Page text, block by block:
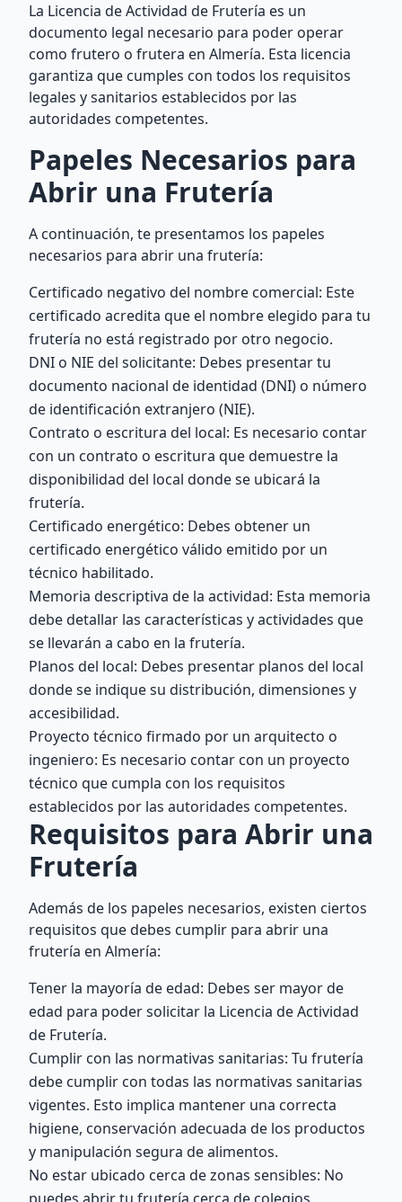
La Licencia de Actividad de Frutería es un
documento legal necesario para poder operar
como frutero o frutera en Almería. Esta licencia
garantiza que cumples con todos los requisitos
legales y sanitarios establecidos por las
autoridades competentes.
Papeles Necesarios para
Abrir una Frutería
A continuación, te presentamos los papeles
necesarios para abrir una frutería:
Certificado negativo del nombre comercial: Este
certificado acredita que el nombre elegido para tu
frutería no está registrado por otro negocio.
DNI o NIE del solicitante: Debes presentar tu
documento nacional de identidad (DNI) o número
de identificación extranjero (NIE).
Contrato o escritura del local: Es necesario contar
con un contrato o escritura que demuestre la
disponibilidad del local donde se ubicará la
frutería.
Certificado energético: Debes obtener un
certificado energético válido emitido por un
técnico habilitado.
Memoria descriptiva de la actividad: Esta memoria
debe detallar las características y actividades que
se llevarán a cabo en la frutería.
Planos del local: Debes presentar planos del local
donde se indique su distribución, dimensiones y
accesibilidad.
Proyecto técnico firmado por un arquitecto o
ingeniero: Es necesario contar con un proyecto
técnico que cumpla con los requisitos
establecidos por las autoridades competentes.
Requisitos para Abrir una
Frutería
Además de los papeles necesarios, existen ciertos
requisitos que debes cumplir para abrir una
frutería en Almería:
Tener la mayoría de edad: Debes ser mayor de
edad para poder solicitar la Licencia de Actividad
de Frutería.
Cumplir con las normativas sanitarias: Tu frutería
debe cumplir con todas las normativas sanitarias
vigentes. Esto implica mantener una correcta
higiene, conservación adecuada de los productos
y manipulación segura de alimentos.
No estar ubicado cerca de zonas sensibles: No